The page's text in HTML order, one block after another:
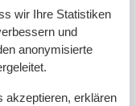
wir Ihre Statistiken
und
anonymisierte
akzeptieren, erklären